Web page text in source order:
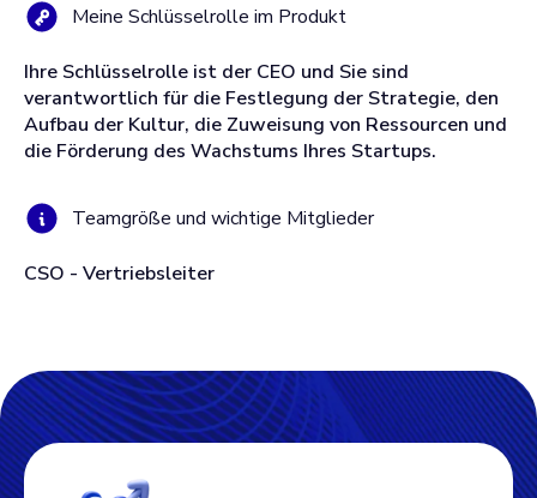
Meine Schlüsselrolle im Produkt
Ihre Schlüsselrolle ist der CEO und Sie sind
verantwortlich für die Festlegung der Strategie, den
Aufbau der Kultur, die Zuweisung von Ressourcen und
die Förderung des Wachstums Ihres Startups.
Teamgröße und wichtige Mitglieder
CSO - Vertriebsleiter